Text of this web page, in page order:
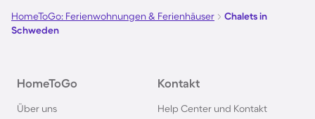
Chalets in Italien
Chalets im Bayerischen Wald
HomeToGo: Ferienwohnungen & Ferienhäuser
Chalets in
Schweden
HomeToGo
Über uns
Kontakt
Help Center und Kontakt